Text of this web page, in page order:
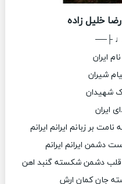
خلیل زاده
──┤
ایران
شیران
شهیدان
ایران
بر زبانم ایرانم ایرانم
دشمن ایرانم ایرانم
قلب دشمن شکسته گنبد اهن
جان کمان ارش